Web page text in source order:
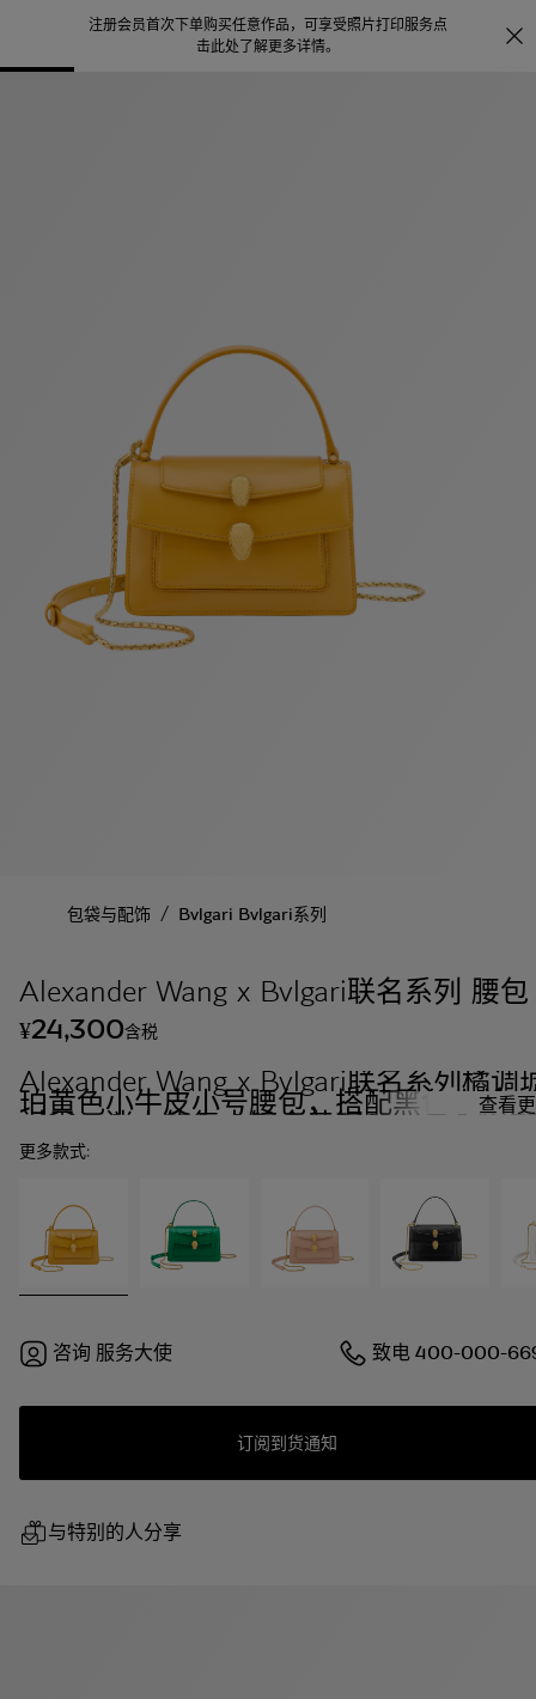
注册会员首次下单购买任意作品，可享受照片打印服务点
击此处了解更多详情。
包袋与配饰 / Bvlgari Bvlgari系列
Alexander Wang x Bvlgari联名系列 腰包
¥24,300含税
Alexander Wang x Bvlgari联名系列橘调
珀黄色小牛皮小号腰包，搭配黑色小羊皮
衬里。迷人的复古镀金黄铜Serpenti双蛇
磁扣，点缀红色珐琅双眼。
查看
更多款式:
咨询 服务大使 致电400-000-
订阅到货通知
与特别的人分享